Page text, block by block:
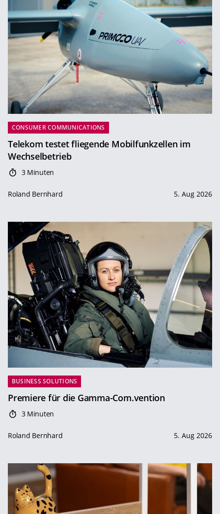
CONSUMER COMMUNICATIONS
Telekom testet fliegende Mobilfunkzellen im
Wechselbetrieb
3 Minuten
Roland Bernhard 5. Aug 2026
BUSINESS SOLUTIONS
Premiere für die Gamma-Com.vention
3 Minuten
Roland Bernhard 5. Aug 2026